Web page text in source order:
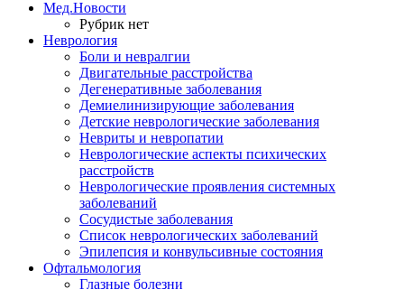
Мед.Новости
Рубрик нет
Неврология
Боли и невралгии
Двигательные расстройства
Дегенеративные заболевания
Демиелинизирующие заболевания
Детские неврологические заболевания
Невриты и невропатии
Неврологические аспекты психических
расстройств
Неврологические проявления системных
заболеваний
Сосудистые заболевания
Список неврологических заболеваний
Эпилепсия и конвульсивные состояния
Офтальмология
Глазные болезни